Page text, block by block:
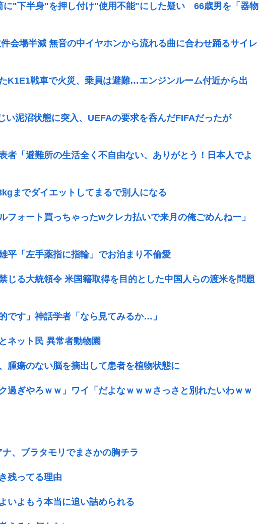
に"下半身"を押し付け"使用不能"にした疑い 66歳男を「器物
件会場半減 無音の中イヤホンから流れる曲に合わせ踊るサイレ
K1E1戦車で火災、乗員は避難…エンジンルーム付近から出
い泥沼状態に突入、UEFAの要求を呑んだFIFAだったが
者「避難所の生活全く不自由ない、ありがとう！日本人でよ
までダイエットしてまるで別人になる
フォート買っちゃったwクレカ払いで来月の俺ごめんねー」
平「左手薬指に指輪」でお泊まり不倫愛
じる大統領令 米国籍取得を目的とした中国人らの渡米を問題
です」神話学者「なら見てみるか…」
ネット民 異常者動物園
腫瘍のない脳を摘出して患者を植物状態に
過ぎやろｗｗ」ワイ「だよなｗｗｗさっさと別れたいわｗｗ
ナ、ブラタモリでまさかの胸チラ
残ってる理由
いよもう本当に追い詰められる